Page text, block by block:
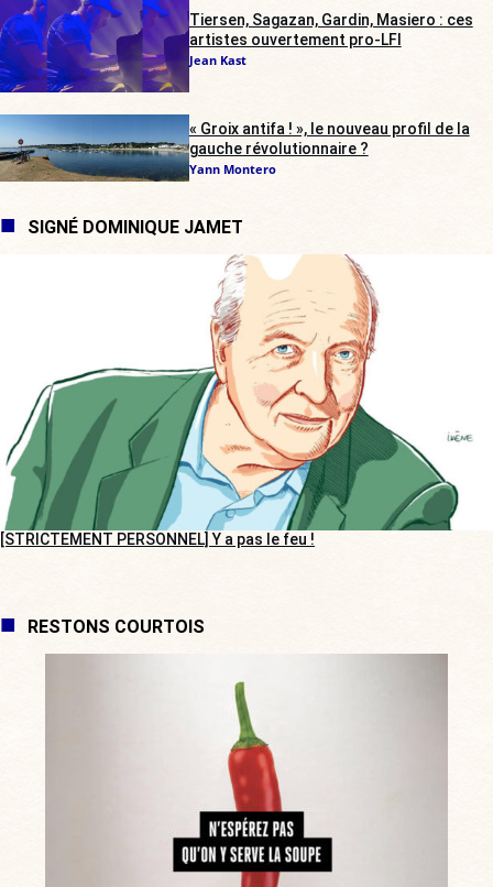
Tiersen, Sagazan, Gardin, Masiero : ces
artistes ouvertement pro-LFI
Jean Kast
« Groix antifa ! », le nouveau profil de la
gauche révolutionnaire ?
Yann Montero
SIGNÉ DOMINIQUE JAMET
[STRICTEMENT PERSONNEL] Y a pas le feu !
RESTONS COURTOIS